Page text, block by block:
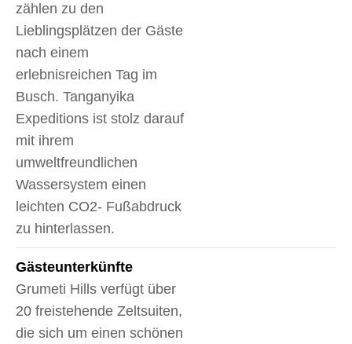
zählen zu den
Lieblingsplätzen der Gäste
nach einem
erlebnisreichen Tag im
Busch. Tanganyika
Expeditions ist stolz darauf
mit ihrem
umweltfreundlichen
Wassersystem einen
leichten CO2- Fußabdruck
zu hinterlassen.
Gäste­unterkünfte
Grumeti Hills verfügt über
20 freistehende Zeltsuiten,
die sich um einen schönen